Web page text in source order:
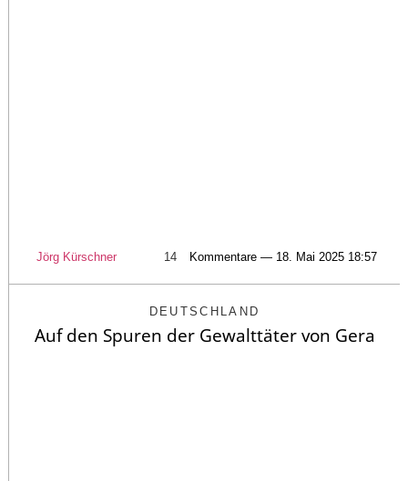
Jörg Kürschner 14 Kommentare — 18. Mai 2025 18:57
DEUTSCHLAND
Auf den Spuren der Gewalttäter von Gera